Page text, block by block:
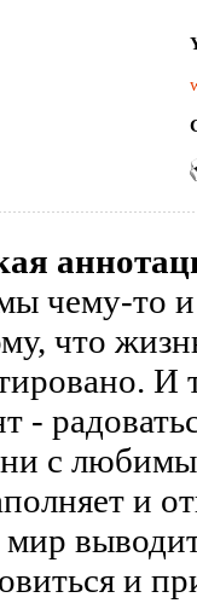
чему-то и
что
И
-
с
и
и